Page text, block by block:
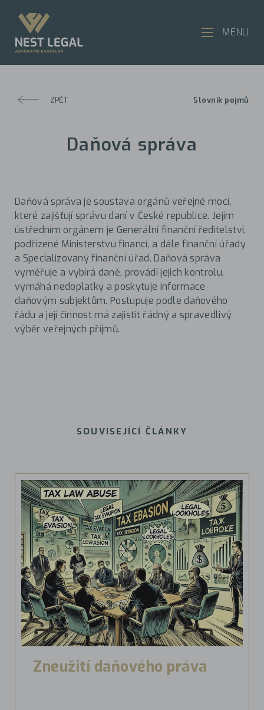
ZPĚT Slovník pojmů
Daňová správa
Daňová správa je soustava orgánů veřejné moci,
které zajišťují správu daní v České republice. Jejím
ústředním orgánem je Generální finanční ředitelství,
podřízené Ministerstvu financí, a dále finanční úřady
a Specializovaný finanční úřad. Daňová správa
vyměřuje a vybírá daně, provádí jejich kontrolu,
vymáhá nedoplatky a poskytuje informace
daňovým subjektům. Postupuje podle daňového
řádu a její činnost má zajistit řádný a spravedlivý
výběr veřejných příjmů.
SOUVISEJÍCÍ ČLÁNKY
Zneužití daňového práva
MENU